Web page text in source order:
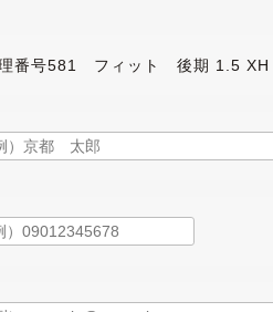
いなフィットです。
にヘッドランプやテールランプ
らは1.5Lの最上級グレードであ
ル」のボディは、全体的にきれい
ーに小傷が数個ございますが、
番号581 フィット 後期 1.5 XH